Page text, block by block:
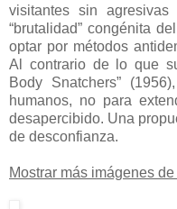
visitantes sin
“brutalidad” congénita
optar por métodos
Al contrario de lo que
Body Snatchers”
humanos, no para
desapercibido. Una
de desconfianza.
Mostrar más imágenes